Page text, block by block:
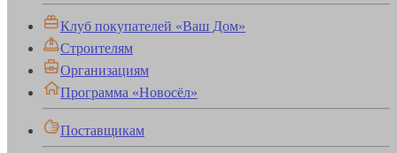
Клуб покупателей «Ваш Дом»
Строителям
Организациям
Программа «Новосёл»
Поставщикам